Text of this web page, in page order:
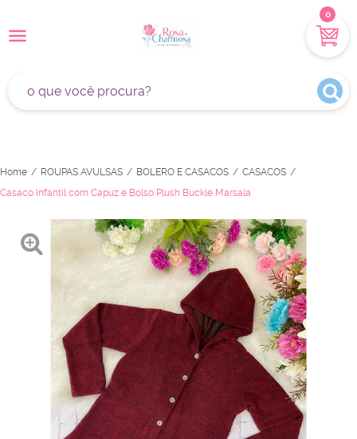
0
Home ROUPAS AVULSAS BOLERO E CASACOS
CASACOS
Casaco Infantil com Capuz e Bolso Plush Buckle Marsala